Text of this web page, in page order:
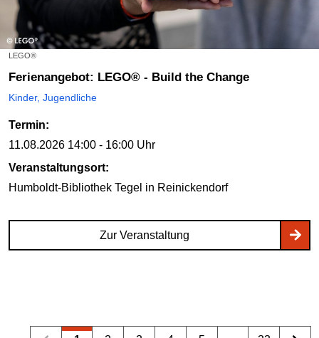
LEGO®
Ferienangebot: LEGO® - Build the Change
Kinder, Jugendliche
Termin:
11.08.2026 14:00 - 16:00 Uhr
Veranstaltungsort:
Humboldt-Bibliothek Tegel in Reinickendorf
Zur Veranstaltung